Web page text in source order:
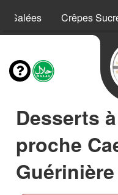
Salées Crêpes
Desserts
proche